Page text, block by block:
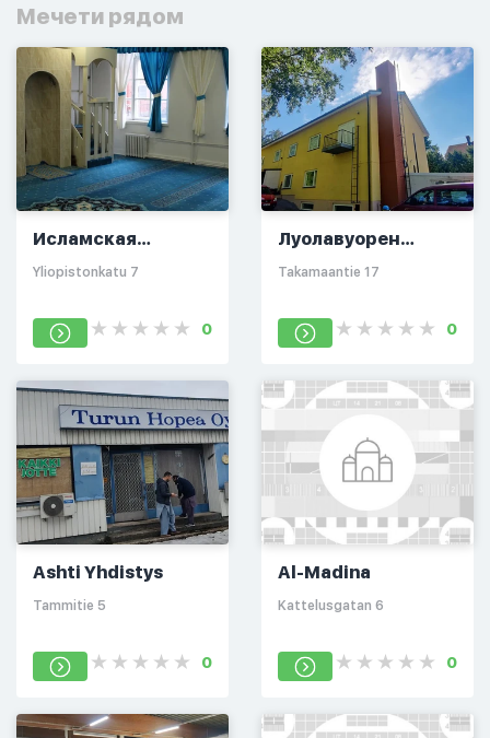
Мечети рядом
Исламская
община Турку
Yliopistonkatu 7
0
Луолавуорен
Москейя/Нур
Ислахуль-
Takamaantie 17
0
Ashti Yhdistys
Tammitie 5
0
Al-Madina
Kattelusgatan 6
0